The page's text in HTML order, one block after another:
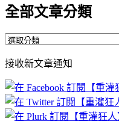
全部文章分類
全
文
章
分
類
接收新文章通知